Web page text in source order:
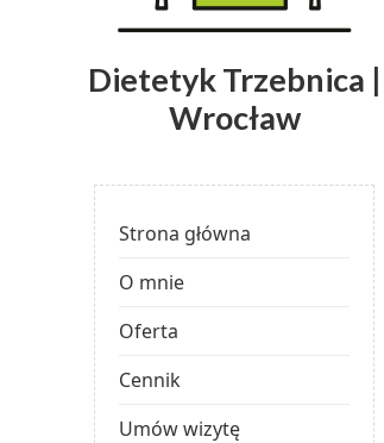
Dietetyk Trzebnica |
Wrocław
Strona główna
O mnie
Oferta
Cennik
Umów wizytę